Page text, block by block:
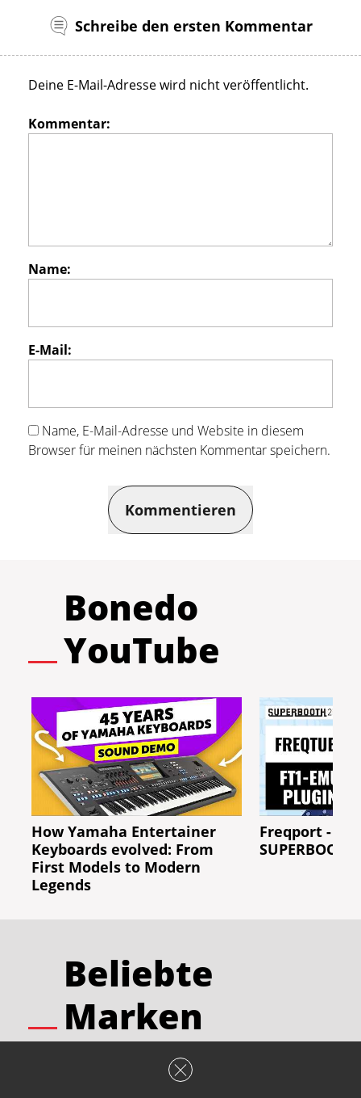
Schreibe den ersten Kommentar
Deine E-Mail-Adresse wird nicht veröffentlicht.
Kommentar:
Name:
E-Mail:
Name, E-Mail-Adresse und Website in diesem
Browser für meinen nächsten Kommentar speichern.
Kommentieren
Bonedo
YouTube
How Yamaha Entertainer
Keyboards evolved: From
First Models to Modern
Legends
Freqport -
Beliebte
Marken
Fender